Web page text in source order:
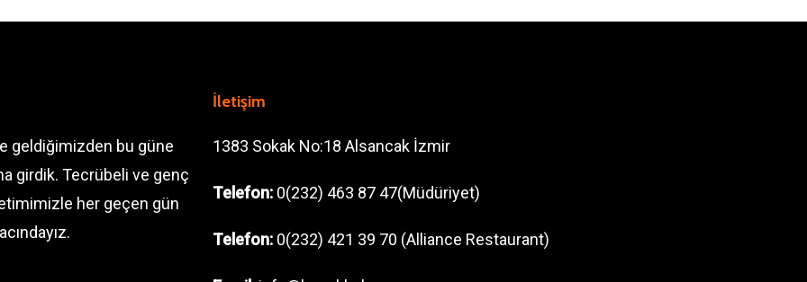
geldiğimizden bu güne
girdik. Tecrübeli ve genç
her geçen gün
İletişim
1383 Sokak No:18 Alsancak İzmir
Telefon:0(232) 463 87 47(Müdüriyet)
Telefon:0(232) 421 39 70 (Alliance Restaurant)